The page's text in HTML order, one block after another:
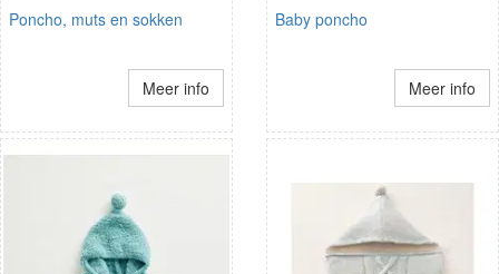
Poncho, muts en sokken
Meer info
Baby poncho
Meer info